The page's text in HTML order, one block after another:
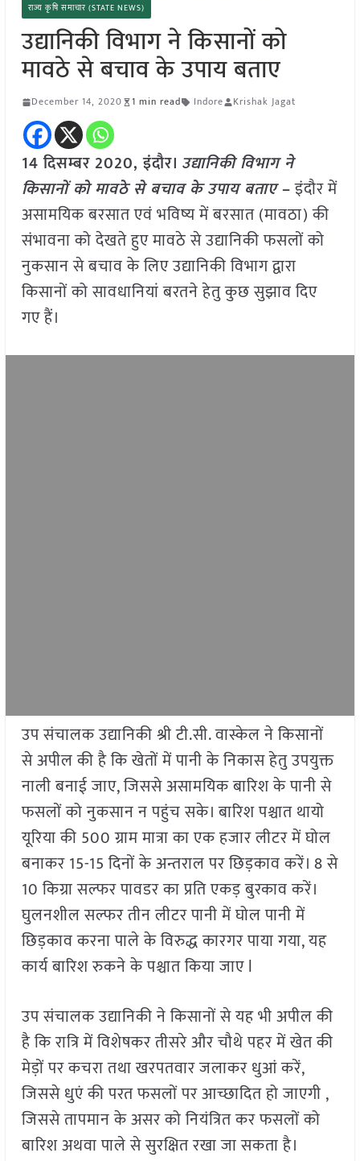
राज्य कृषि समाचार (STATE NEWS)
उद्यानिकी विभाग ने किसानों को
मावठे से बचाव के उपाय बताए
December 14, 2020 1 min read Indore Krishak Jagat
14 दिसम्बर 2020, इंदौर। उद्यानिकी विभाग ने
किसानों को मावठे से बचाव के उपाय बताए–इंदौर में
असामयिक बरसात एवं भविष्य में बरसात (मावठा) की
संभावना को देखते हुए मावठे से उद्यानिकी फसलों को
नुकसान से बचाव के लिए उद्यानिकी विभाग द्वारा
किसानों को सावधानियां बरतने हेतु कुछ सुझाव दिए
गए हैं।
उप संचालक उद्यानिकी श्री टी.सी. वास्केल ने किसानों
से अपील की है कि खेतों में पानी के निकास हेतु उपयुक्त
नाली बनाई जाए, जिससे असामयिक बारिश के पानी से
फसलों को नुकसान न पहुंच सके। बारिश पश्चात थायो
यूरिया की 500 ग्राम मात्रा का एक हजार लीटर में घोल
बनाकर 15-15 दिनों के अन्तराल पर छिड़काव करें। 8 से
10 किग्रा सल्फर पावडर का प्रति एकड़ बुरकाव करें।
घुलनशील सल्फर तीन लीटर पानी में घोल पानी में
छिड़काव करना पाले के विरुद्ध कारगर पाया गया, यह
कार्य बारिश रुकने के पश्चात किया जाए l
उप संचालक उद्यानिकी ने किसानों से यह भी अपील की
है कि रात्रि में विशेषकर तीसरे और चौथे पहर में खेत की
मेड़ों पर कचरा तथा खरपतवार जलाकर धुआं करें,
जिससे धुएं की परत फसलों पर आच्छादित हो जाएगी ,
जिससे तापमान के असर को नियंत्रित कर फसलों को
बारिश अथवा पाले से सुरक्षित रखा जा सकता है।